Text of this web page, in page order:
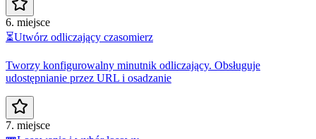
6. miejsce
⏳Utwórz odliczający czasomierz
Tworzy konfigurowalny minutnik odliczający. Obsługuje
udostępnianie przez URL i osadzanie
7. miejsce